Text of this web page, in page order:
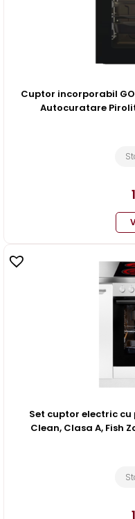
Cuptor incorporabil
Autocuratare
Set cuptor electric cu
Clean, Clasa A, Fish